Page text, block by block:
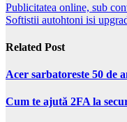
Publicitatea online, sub
Softistii autohtoni isi
Related Post
Acer sarbatoreste 50 de
Cum te ajută 2FA la